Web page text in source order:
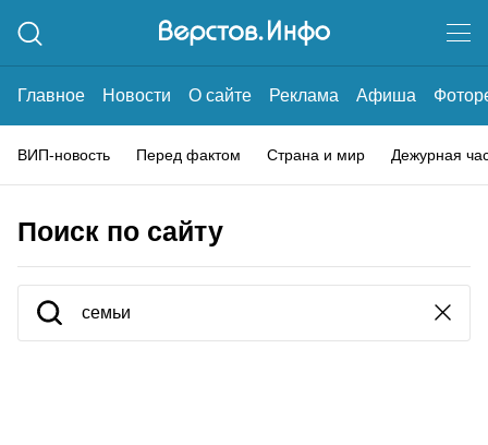
Главное Новости О сайте Реклама Афиша
ВИП-новость Перед фактом Страна и мир Дежурная
Поиск по сайту